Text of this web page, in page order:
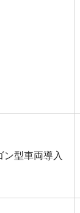
ン型車両導入